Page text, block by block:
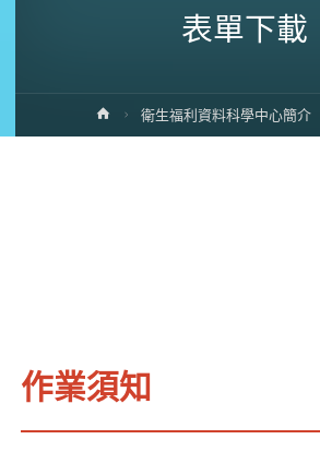
表單下載
Home衛生福利資料科學中心簡介
作業須知